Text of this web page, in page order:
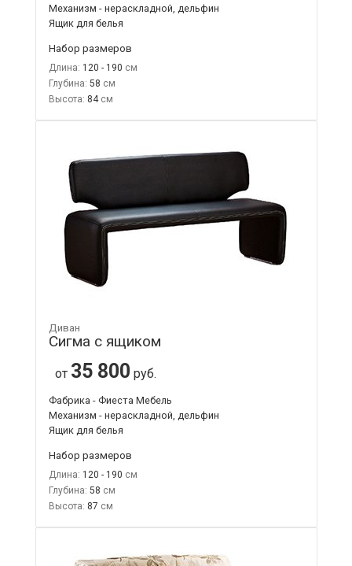
Механизм - нераскладной, дельфин
Ящик для белья
Набор размеров
Длина: 120 - 190
Глубина: 58
Высота: 84
Диван
Сигма с ящиком
от 35 800 руб.
Фабрика - Фиеста Мебель
Механизм - нераскладной, дельфин
Ящик для белья
Набор размеров
Длина: 120 - 190
Глубина: 58
Высота: 87